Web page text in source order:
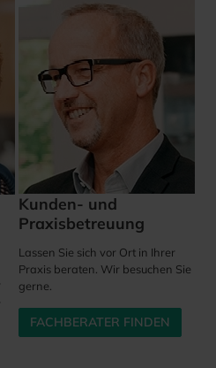
Kunden- und
Praxisbetreuung
Lassen Sie sich vor Ort in Ihrer
Praxis beraten. Wir besuchen Sie
gerne.
FACHBERATER FINDEN